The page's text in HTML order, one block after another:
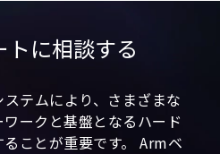
トに相談する
テムにより、さまざまな
ークと基盤となるハード
ことが重要です。 Armベ